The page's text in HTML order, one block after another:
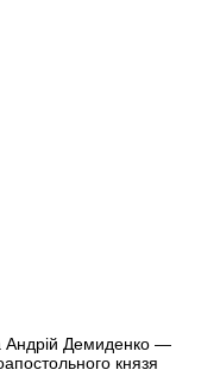
Андрій Демиденко —
князя